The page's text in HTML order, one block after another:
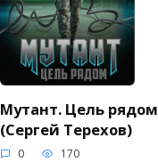
Мутант. Цель рядом
(Сергей Терехов)
0 170